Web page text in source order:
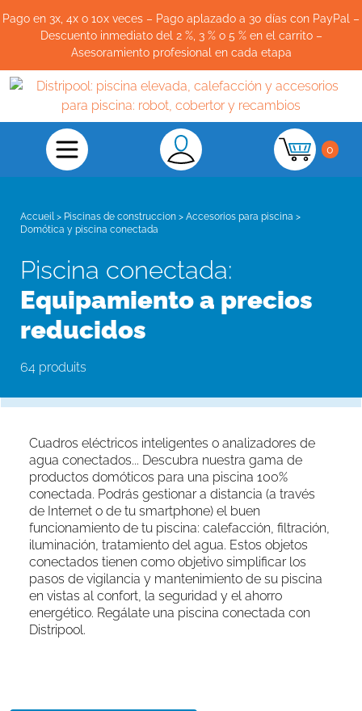
Pago en 3x, 4x o 10x veces – Pago aplazado a 30 días con PayPal –
Descuento inmediato del 2 %, 3 % o 5 % en el carrito –
Asesoramiento profesional en cada etapa
0
Accueil > Piscinas de construccion > Accesorios para piscina >
Domótica y piscina conectada
Piscina conectada:
Equipamiento a precios
reducidos
64 produits
Cuadros eléctricos inteligentes o analizadores de
agua conectados... Descubra nuestra gama de
productos domóticos para una piscina 100%
conectada. Podrás gestionar a distancia (a través
de Internet o de tu smartphone) el buen
funcionamiento de tu piscina: calefacción, filtración,
iluminación, tratamiento del agua. Estos objetos
conectados tienen como objetivo simplificar los
pasos de vigilancia y mantenimiento de su piscina
en vistas al confort, la seguridad y el ahorro
energético. Regálate una piscina conectada con
Distripool.